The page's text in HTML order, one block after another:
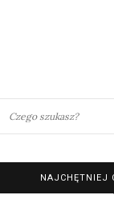
NAJCHĘTNIEJ